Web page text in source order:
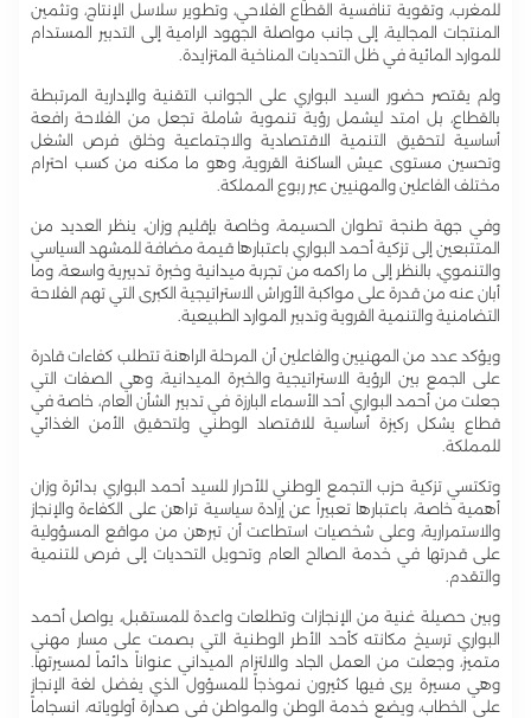
للمغرب، وتقوية تنافسية القطاع الفلاحي، وتطوير سلاسل الإنتاج، وتثمين
المنتجات المجالية، إلى جانب مواصلة الجهود الرامية إلى التدبير المستدام
للموارد المائية في ظل التحديات المناخية المتزايدة.
ولم يقتصر حضور السيد البواري على الجوانب التقنية والإدارية المرتبطة
بالقطاع، بل امتد ليشمل رؤية تنموية شاملة تجعل من الفلاحة رافعة
أساسية لتحقيق التنمية الاقتصادية والاجتماعية وخلق فرص الشغل
وتحسين مستوى عيش الساكنة القروية، وهو ما مكنه من كسب احترام
مختلف الفاعلين والمهنيين عبر ربوع المملكة.
وفي جهة طنجة تطوان الحسيمة، وخاصة بإقليم وزان، ينظر العديد من
المتتبعين إلى تزكية أحمد البواري باعتبارها قيمة مضافة للمشهد السياسي
والتنموي، بالنظر إلى ما راكمه من تجربة ميدانية وخبرة تدبيرية واسعة، وما
أبان عنه من قدرة على مواكبة الأوراش الاستراتيجية الكبرى التي تهم الفلاحة
التضامنية والتنمية القروية وتدبير الموارد الطبيعية.
ويؤكد عدد من المهنيين والفاعلين أن المرحلة الراهنة تتطلب كفاءات قادرة
على الجمع بين الرؤية الاستراتيجية والخبرة الميدانية، وهي الصفات التي
جعلت من أحمد البواري أحد الأسماء البارزة في تدبير الشأن العام، خاصة في
قطاع يشكل ركيزة أساسية للاقتصاد الوطني ولتحقيق الأمن الغذائي
للمملكة.
وتكتسي تزكية حزب التجمع الوطني للأحرار للسيد أحمد البواري بدائرة وزان
أهمية خاصة، باعتبارها تعبيراً عن إرادة سياسية تراهن على الكفاءة والإنجاز
والاستمرارية، وعلى شخصيات استطاعت أن تبرهن من مواقع المسؤولية
على قدرتها في خدمة الصالح العام وتحويل التحديات إلى فرص للتنمية
والتقدم.
وبين حصيلة غنية من الإنجازات وتطلعات واعدة للمستقبل، يواصل أحمد
البواري ترسيخ مكانته كأحد الأطر الوطنية التي بصمت على مسار مهني
متميز، وجعلت من العمل الجاد والالتزام الميداني عنواناً دائماً لمسيرتها.
وهي مسيرة يرى فيها كثيرون نموذجاً للمسؤول الذي يفضل لغة الإنجاز
على الخطاب، ويضع خدمة الوطن والمواطن في صدارة أولوياته، انسجاماً